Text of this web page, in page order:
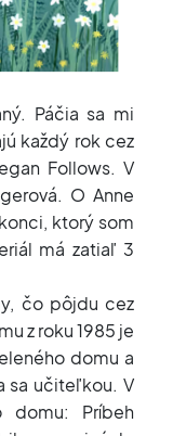
Páčia sa mi
každý rok cez
Follows. V
O Anne
ktorý som
má zatiaľ 3
čo pôjdu cez
z roku 1985 je
domu a
sa učiteľkou. V
domu: Príbeh